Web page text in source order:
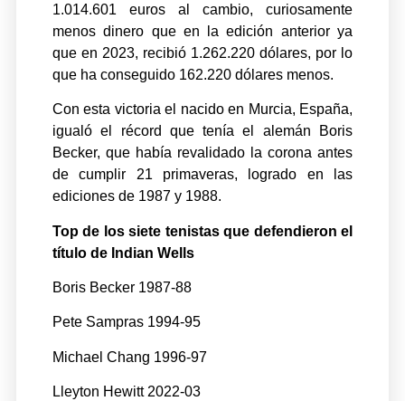
1.014.601 euros al cambio, curiosamente
menos dinero que en la edición anterior ya
que en 2023, recibió 1.262.220 dólares, por lo
que ha conseguido 162.220 dólares menos.
Con esta victoria el nacido en Murcia, España,
igualó el récord que tenía el alemán Boris
Becker, que había revalidado la corona antes
de cumplir 21 primaveras, logrado en las
ediciones de 1987 y 1988.
Top de los siete tenistas que defendieron el
título de Indian Wells
Boris Becker 1987-88
Pete Sampras 1994-95
Michael Chang 1996-97
Lleyton Hewitt 2022-03